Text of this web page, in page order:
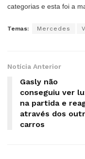
categorias e esta foi a
Temas: Mercedes
Notícia Anterior
Gasly não
conseguiu ver
na partida e
através dos
carros